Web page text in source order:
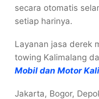
secara otomatis
setiap harinya.
Layanan jasa derek
towing Kalimalang
Mobil dan Motor
Jakarta, Bogor,